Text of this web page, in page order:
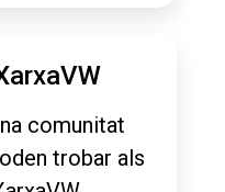
comunitat
trobar als